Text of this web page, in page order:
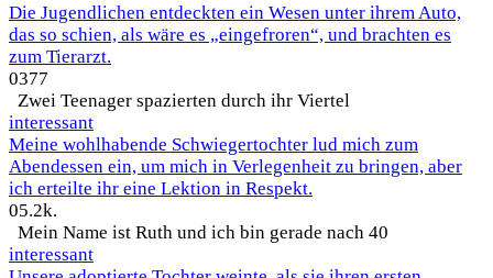
Die Jugendlichen entdeckten ein Wesen unter ihrem Auto,
das so schien, als wäre es „eingefroren“, und brachten es
zum Tierarzt.
0377
Zwei Teenager spazierten durch ihr Viertel
interessant
Meine wohlhabende Schwiegertochter lud mich zum
Abendessen ein, um mich in Verlegenheit zu bringen, aber
ich erteilte ihr eine Lektion in Respekt.
05.2k.
Mein Name ist Ruth und ich bin gerade nach 40
interessant